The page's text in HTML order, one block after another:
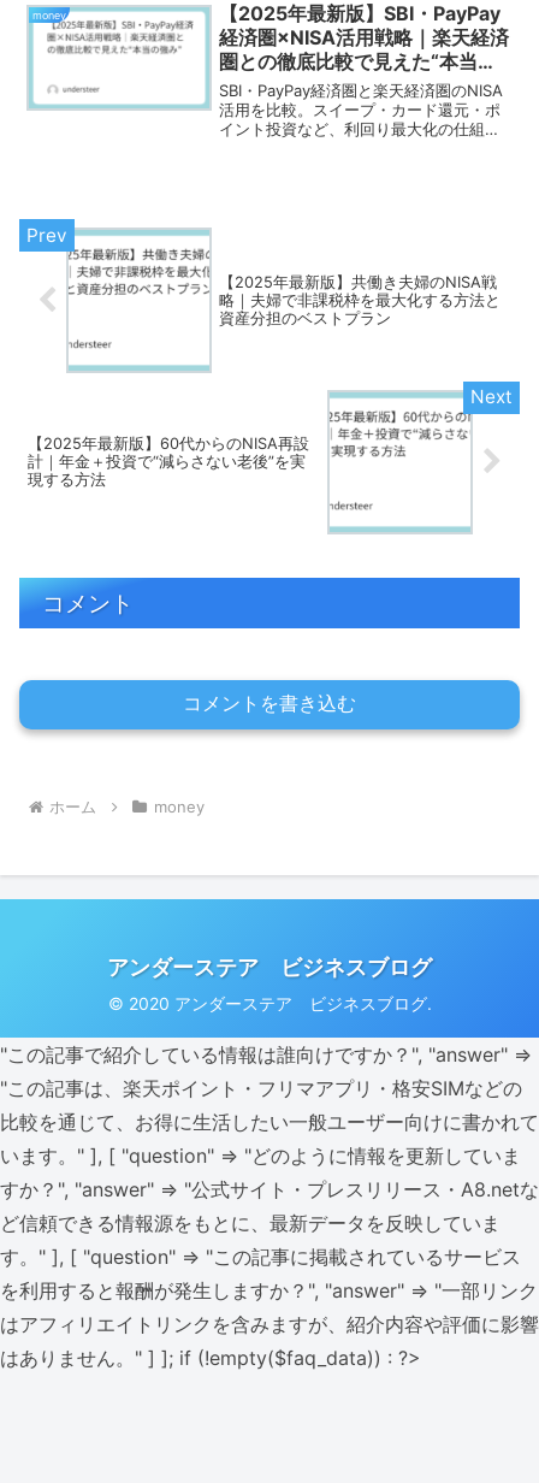
money
【2025年最新版】SBI・PayPay
経済圏×NISA活用戦略｜楽天経済
圏との徹底比較で見えた“本当の
強み”
SBI・PayPay経済圏と楽天経済圏のNISA
活用を比較。スイープ・カード還元・ポ
イント投資など、利回り最大化の仕組み
【2025年最新版】共働き夫婦のNISA戦
略｜夫婦で非課税枠を最大化する方法と
資産分担のベストプラン
【2025年最新版】60代からのNISA再設
計｜年金＋投資で“減らさない老後”を実
現する方法
コメント
コメントを書き込む
ホーム money
アンダーステア ビジネスブログ
© 2020 アンダーステア ビジネスブログ.
"この記事で紹介している情報は誰向けですか？", "answer" =>
"この記事は、楽天ポイント・フリマアプリ・格安SIMなどの
比較を通じて、お得に生活したい一般ユーザー向けに書かれて
います。" ], [ "question" => "どのように情報を更新していま
すか？", "answer" => "公式サイト・プレスリリース・A8.netな
ど信頼できる情報源をもとに、最新データを反映していま
す。" ], [ "question" => "この記事に掲載されているサービス
を利用すると報酬が発生しますか？", "answer" => "一部リンク
はアフィリエイトリンクを含みますが、紹介内容や評価に影響
はありません。" ] ]; if (!empty($faq_data)) : ?>